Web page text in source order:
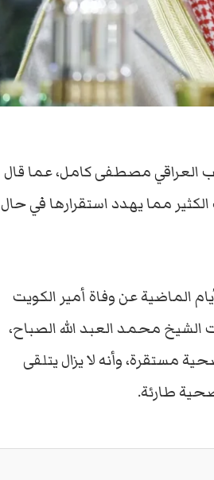
العراقي مصطفى كامل، عما قال
مما يهدد استقرارها في حال
الماضية عن وفاة أمير الكويت
الشيخ محمد العبد الله الصباح،
مستقرة، وأنه لا يزال يتلقى
صحية طارئة.